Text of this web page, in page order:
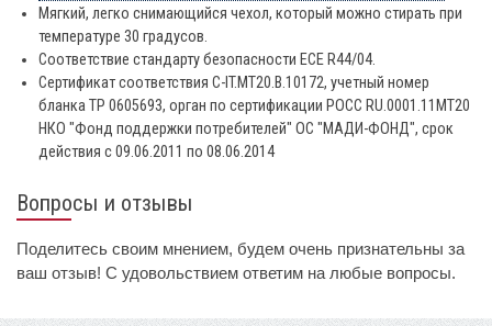
Мягкий, легко снимающийся чехол, который можно стирать при
температуре 30 градусов.
Соответствие стандарту безопасности ECE R44/04.
Сертификат соответствия C-IT.MT20.B.10172, учетный номер
бланка ТР 0605693, орган по сертификации РОСС RU.0001.11МТ20
НКО "Фонд поддержки потребителей" ОС "МАДИ-ФОНД", срок
действия с 09.06.2011 по 08.06.2014
Вопросы и отзывы
Поделитесь своим мнением, будем очень признательны за
ваш отзыв! С удовольствием ответим на любые вопросы.